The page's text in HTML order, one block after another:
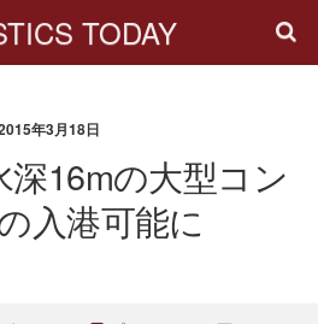
TODAY
年3月18日
16mの大型コン
入港可能に